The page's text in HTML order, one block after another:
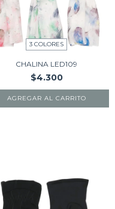
3 COLORES
CHALINA LED109
$4.300
AGREGAR AL CARRITO